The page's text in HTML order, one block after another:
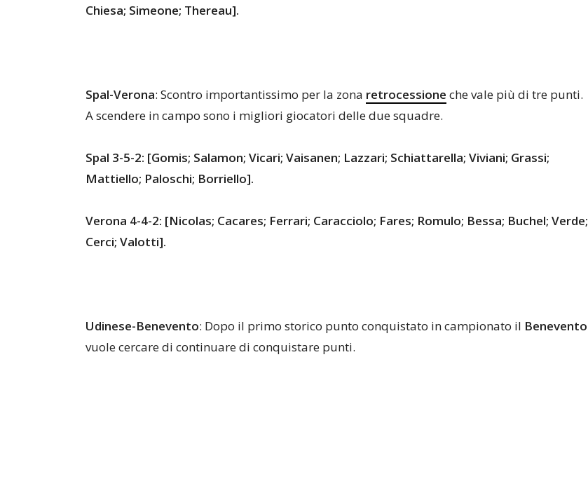
Chiesa; Simeone; Thereau].
Spal-Verona: Scontro importantissimo per la zona retrocessione che vale più di tre punti.
A scendere in campo sono i migliori giocatori delle due squadre.
Spal 3-5-2: [Gomis; Salamon; Vicari; Vaisanen; Lazzari; Schiattarella; Viviani; Grassi;
Mattiello; Paloschi; Borriello].
Verona 4-4-2: [Nicolas; Cacares; Ferrari; Caracciolo; Fares; Romulo; Bessa; Buchel; Verde;
Cerci; Valotti].
Udinese-Benevento: Dopo il primo storico punto conquistato in campionato il Benevento
vuole cercare di continuare di conquistare punti.